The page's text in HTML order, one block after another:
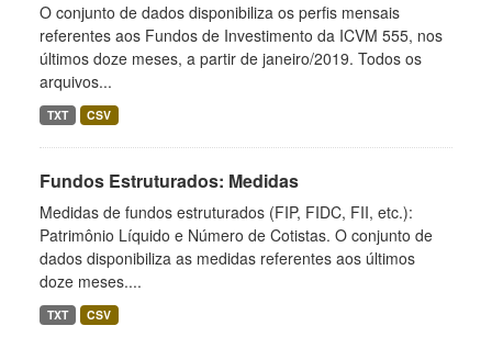
O conjunto de dados disponibiliza os perfis mensais
referentes aos Fundos de Investimento da ICVM 555, nos
últimos doze meses, a partir de janeiro/2019. Todos os
arquivos...
TXT CSV
Fundos Estruturados: Medidas
Medidas de fundos estruturados (FIP, FIDC, FII, etc.):
Patrimônio Líquido e Número de Cotistas. O conjunto de
dados disponibiliza as medidas referentes aos últimos
doze meses....
TXT CSV